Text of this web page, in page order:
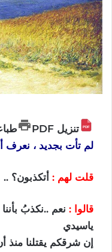
تنزيل PDF
لم تأت بجديد ، نعرف
قلت لهم : أتكذبون؟ ..
قالوا : نعم ..نكذبُ
ياسيدي
إن شرقكم يقتلنا منذ